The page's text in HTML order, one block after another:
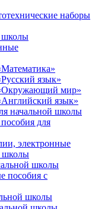
наборы
школы
язык»
мир»
язык»
начальной школы
для
электронные
школы
школы
пособия с
школы